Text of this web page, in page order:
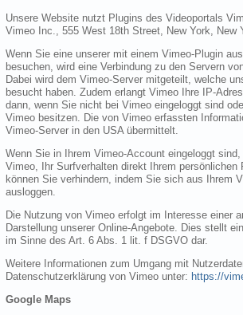
Unsere Website nutzt Plugins des Videoportals
Vimeo Inc., 555 West 18th Street, New York, New
Wenn Sie eine unserer mit einem Vimeo-Plugin
besuchen, wird eine Verbindung zu den Servern
Dabei wird dem Vimeo-Server mitgeteilt, welche
besucht haben. Zudem erlangt Vimeo Ihre IP-
dann, wenn Sie nicht bei Vimeo eingeloggt sind
Vimeo besitzen. Die von Vimeo erfassten
Vimeo-Server in den USA übermittelt.
Wenn Sie in Ihrem Vimeo-Account eingeloggt
Vimeo, Ihr Surfverhalten direkt Ihrem persönlichen
können Sie verhindern, indem Sie sich aus Ihrem
ausloggen.
Die Nutzung von Vimeo erfolgt im Interesse einer
Darstellung unserer Online-Angebote. Dies stellt
im Sinne des Art. 6 Abs. 1 lit. f DSGVO dar.
Weitere Informationen zum Umgang mit
Datenschutzerklärung von Vimeo unter: https://
Google Maps